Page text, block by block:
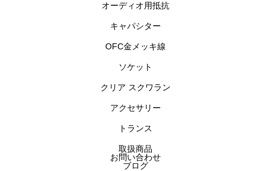
オーディオ用抵抗
キャパシター
OFC金メッキ線
ソケット
クリア スクワラン
アクセサリー
トランス
取扱商品
お問い合わせ
ブログ